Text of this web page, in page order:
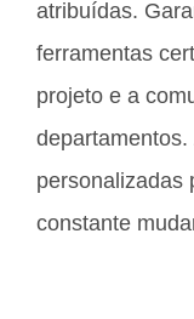
atribuídas.
ferramentas
projeto e a
personalizadas
constante